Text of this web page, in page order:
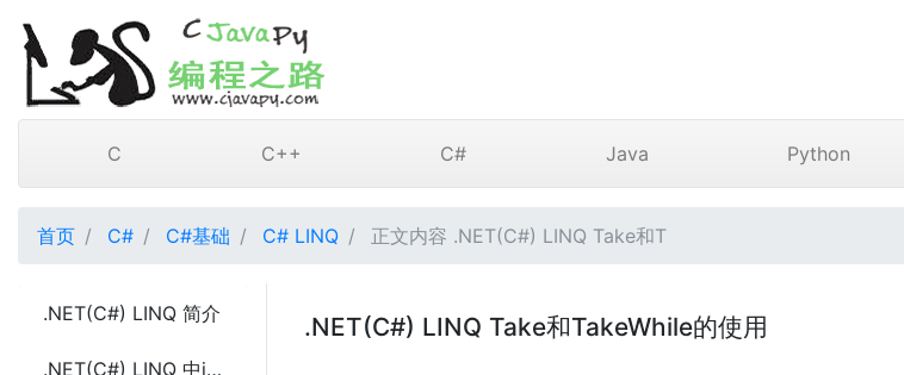
C C++ C# Java Python
首页 C# C#基础 C# LINQ 正文内容 .NET(C#) LINQ Take和T
.NET(C#) LINQ 简介
.NET(C#) LINQ 中join、into、let和group by的使用
.NET(C#) LINQ Take和TakeWhile的使用